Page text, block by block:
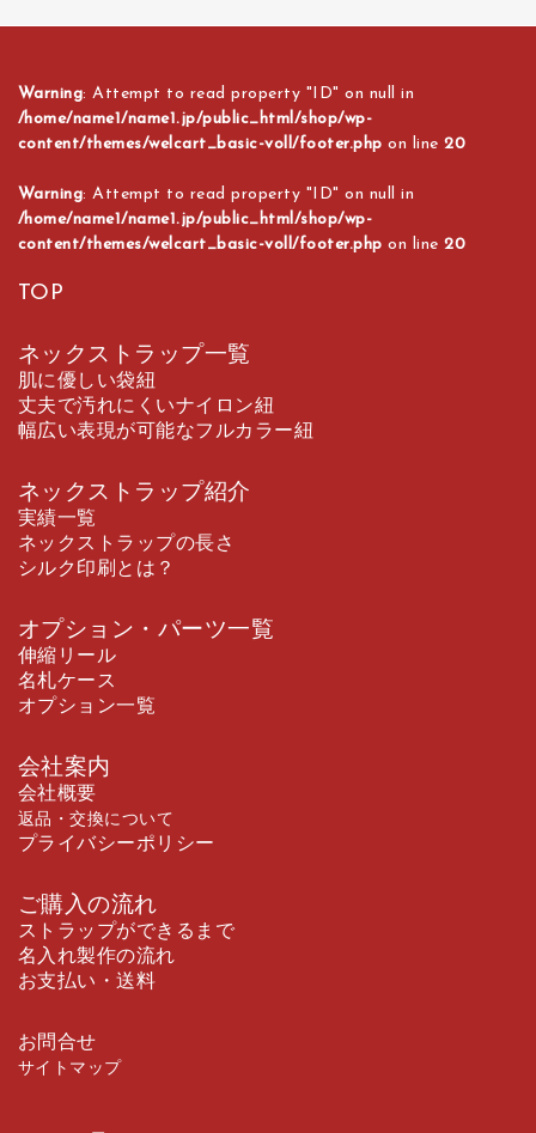
Warning: Attempt to read property "ID" on null in
/home/name1/name1.jp/public_html/shop/wp-
content/themes/welcart_basic-voll/footer.php on line20
Warning: Attempt to read property "ID" on null in
/home/name1/name1.jp/public_html/shop/wp-
content/themes/welcart_basic-voll/footer.php on line20
TOP
ネックストラップ一覧
肌に優しい袋紐
丈夫で汚れにくいナイロン紐
幅広い表現が可能なフルカラー紐
ネックストラップ紹介
実績一覧
ネックストラップの長さ
シルク印刷とは？
オプション・パーツ一覧
伸縮リール
名札ケース
オプション一覧
会社案内
会社概要
返品・交換について
プライバシーポリシー
ご購入の流れ
ストラップができるまで
名入れ製作の流れ
お支払い・送料
お問合せ
サイトマップ